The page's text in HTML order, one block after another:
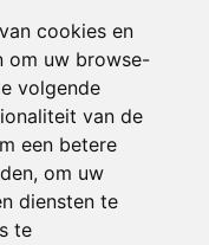
cookies en
om uw browse-
volgende
van de
een betere
, om uw
diensten te
te
voorbehouden